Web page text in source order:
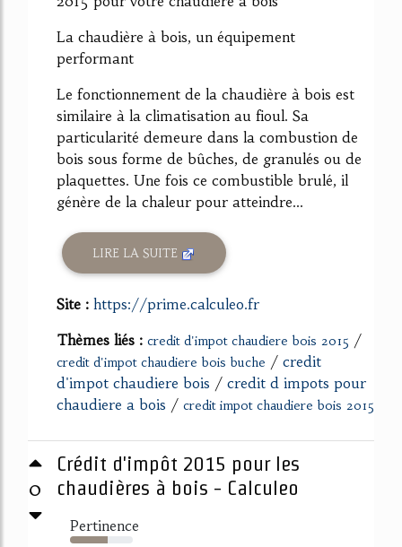
La chaudière à bois, un équipement
performant
Le fonctionnement de la chaudière à bois est
similaire à la climatisation au fioul. Sa
particularité demeure dans la combustion de
bois sous forme de bûches, de granulés ou de
plaquettes. Une fois ce combustible brulé, il
génère de la chaleur pour atteindre...
LIRE LA SUITE
Site : https://prime.calculeo.fr
Thèmes liés : credit d'impot chaudiere bois 2015 /
credit d'impot chaudiere bois buche / credit
d'impot chaudiere bois / credit d impots pour
chaudiere a bois / credit impot chaudiere bois 2015
0
Crédit d'impôt 2015 pour les
chaudières à bois - Calculeo
Pertinence